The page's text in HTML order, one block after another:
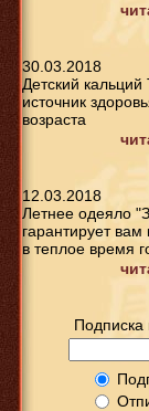
30.03.2018
Детский
источник
возраста
12.03.2018
Летнее одеяло
гарантирует
в теплое время
Подписка